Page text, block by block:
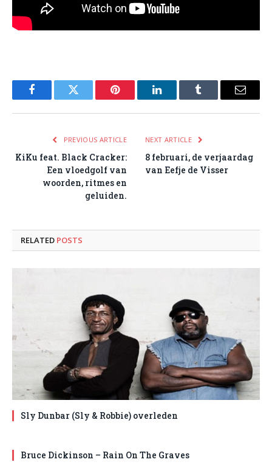
FacebookTwitter Pinterest LinkedInTumblr Email
PREVIOUS ARTICLE
KiKu feat. Black Cracker:
Een vloedgolf van
woorden, ritmes en
geluiden.
NEXT ARTICLE
8 februari, de verjaardag
van Eefje de Visser
RELATED POSTS
Sly Dunbar (Sly & Robbie) overleden
Bruce Dickinson – Rain On The Graves